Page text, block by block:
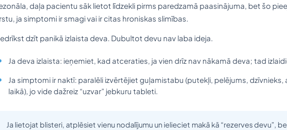
daļa pacientu sāk lietot līdzekli pirms paredzamā paasinājuma, bet šo
ja simptomi ir smagi vai ir citas hroniskas slimības.
dzīt panikā izlaista deva. Dubultot devu nav laba ideja.
Ja deva izlaista: ieņemiet, kad atceraties, ja vien drīz nav nākamā deva; tad
Ja simptomi ir naktī: paralēli izvērtējiet guļamistabu (putekļi, pelējums,
laikā), jo vide dažreiz “uzvar” jebkuru tableti.
Ja lietojat blisteri, atplēsiet vienu nodalījumu un ielieciet makā kā “rezerves devu”,